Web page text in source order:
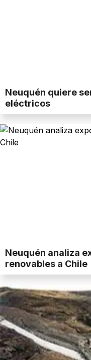
Neuquén quiere
eléctricos
Neuquén analiza
renovables a Chile